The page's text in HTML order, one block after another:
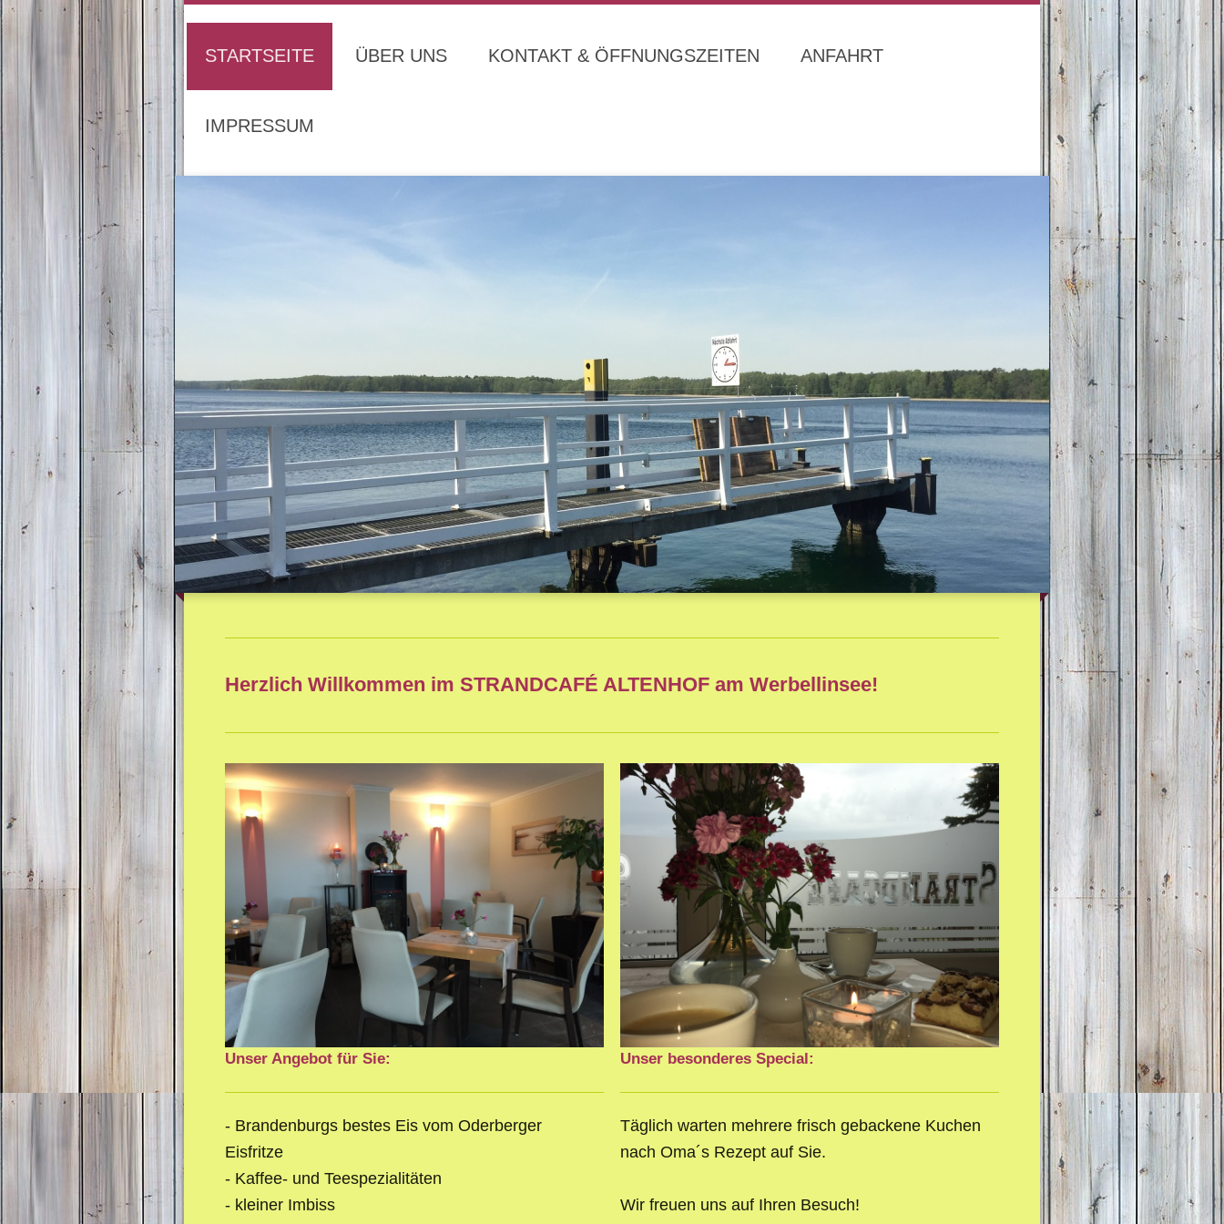
STARTSEITE ÜBER UNS KONTAKT & ÖFFNUNGSZEITEN ANFAHRT
IMPRESSUM
Herzlich Willkommen im STRANDCAFÉ ALTENHOF am Werbellinsee!
Unser Angebot für Sie:
- Brandenburgs bestes Eis vom Oderberger
Eisfritze
- Kaffee- und Teespezialitäten
- kleiner Imbiss
Unser besonderes Special:
Täglich warten mehrere frisch gebackene Kuchen
nach Oma´s Rezept auf Sie.
Wir freuen uns auf Ihren Besuch!